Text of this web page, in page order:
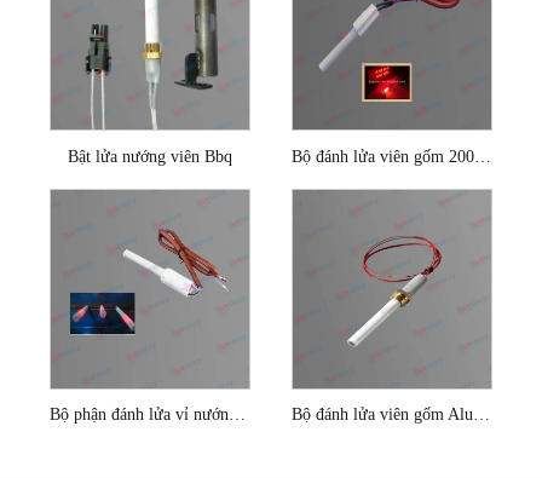
Bật lửa nướng viên Bbq
Bộ phận đánh lửa vỉ nướng bằng gốm Bộ đánh lửa viên gốm Alumina bằng sợi đồng